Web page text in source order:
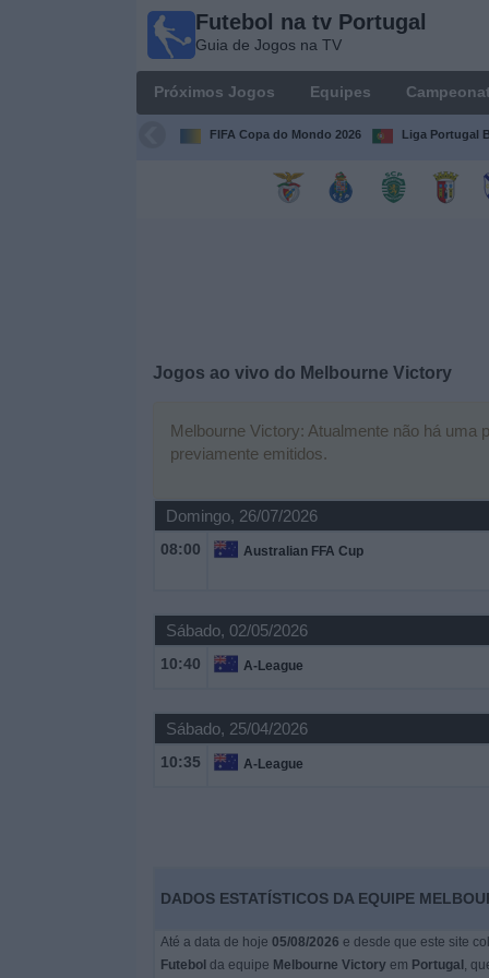
Futebol na tv Portugal
Guia de Jogos na TV
Próximos Jogos Equipes
FIFA Copa do Mondo 2026 Liga Portugal
Jogos ao vivo do Melbourne Victory
Melbourne Victory: Atualmente não há uma
previamente emitidos.
Domingo, 26/07/2026
08:00 Australian FFA Cup
Sábado, 02/05/2026
10:40 A-League
Sábado, 25/04/2026
10:35 A-League
DADOS ESTATÍSTICOS DA EQUIPE
Até a data de hoje 05/08/2026 e desde que este site
Futebol da equipe Melbourne Victoryem Portugal ,
Portugal
Jogos na TV